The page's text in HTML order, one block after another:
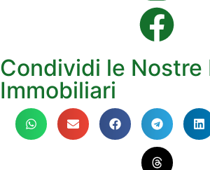
Condividi le Nostre
Immobiliari